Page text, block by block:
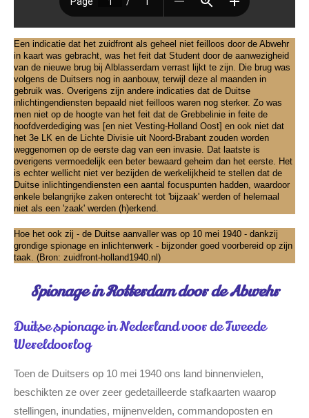
Een indicatie dat het zuidfront als geheel niet feilloos door de Abwehr
in kaart was gebracht, was het feit dat Student door de aanwezigheid
van de nieuwe brug bij Alblasserdam verrast lijkt te zijn. Die brug was
volgens de Duitsers nog in aanbouw, terwijl deze al maanden in
gebruik was. Overigens zijn andere indicaties dat de Duitse
inlichtingendiensten bepaald niet feilloos waren nog sterker. Zo was
men niet op de hoogte van het feit dat de Grebbelinie in feite de
hoofdverdediging was [en niet Vesting-Holland Oost] en ook niet dat
het 3e LK en de Lichte Divisie uit Noord-Brabant zouden worden
weggenomen op de eerste dag van een invasie. Dat laatste is
overigens vermoedelijk een beter bewaard geheim dan het eerste. Het
is echter wellicht niet ver bezijden de werkelijkheid te stellen dat de
Duitse inlichtingendiensten een aantal focuspunten hadden, waardoor
enkele belangrijke zaken onterecht tot 'bijzaak' werden of helemaal
niet als een 'zaak' werden (h)erkend.
Hoe het ook zij - de Duitse aanvaller was op 10 mei 1940 - dankzij
grondige spionage en inlichtenwerk - bijzonder goed voorbereid op zijn
taak. (Bron: zuidfront-holland1940.nl)
Spionage in Rotterdam door de Abwehr
Duitse spionage in Nederland voor de Tweede
Wereldoorlog
Toen de Duitsers op 10 mei 1940 ons land binnenvielen,
beschikten ze over zeer gedetailleerde stafkaarten waarop
stellingen, inundaties, mijnenvelden, commandoposten en